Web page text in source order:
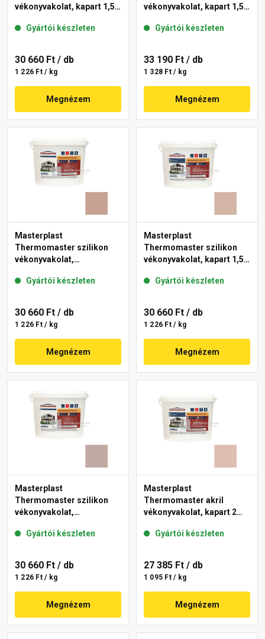
vékonyvakolat, kapart 1,5
Gyártói készleten
30 660 Ft / db
1 226 Ft / kg
Megnézem
vékonyvakolat, kapart 1,5
Gyártói készleten
33 190 Ft / db
1 328 Ft / kg
Megnézem
Masterplast
Thermomaster szilikon
vékonyvakolat,
13-C 25 kg
Gyártói készleten
30 660 Ft / db
1 226 Ft / kg
Megnézem
Masterplast
Thermomaster szilikon
vékonyvakolat, kapart 1,5
Gyártói készleten
30 660 Ft / db
1 226 Ft / kg
Megnézem
Masterplast
Thermomaster szilikon
vékonyvakolat,
14-D 25 kg
Gyártói készleten
30 660 Ft / db
1 226 Ft / kg
Megnézem
Masterplast
Thermomaster akril
vékonyvakolat, kapart 2
Gyártói készleten
27 385 Ft / db
1 095 Ft / kg
Megnézem